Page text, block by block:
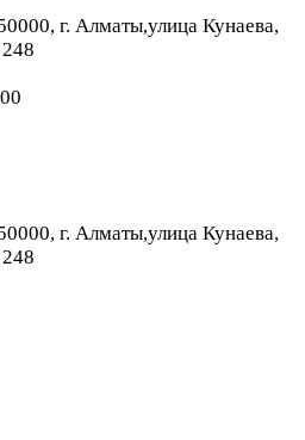
г. Алматы,улица Кунаева,
г. Алматы,улица Кунаева,